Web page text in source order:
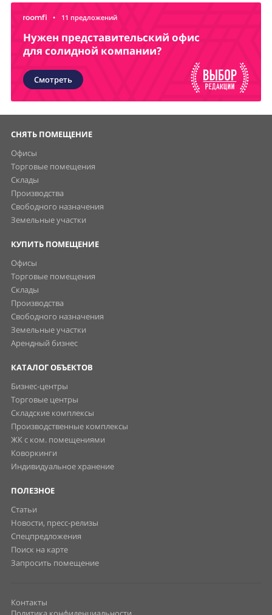
• 11 предложений
Нужен представительский офис
для солидной компании?
Смотреть
СНЯТЬ ПОМЕЩЕНИЕ
Офисы
Торговые помещения
Склады
Производства
Свободного назначения
Земельные участки
КУПИТЬ ПОМЕЩЕНИЕ
Офисы
Торговые помещения
Склады
Производства
Свободного назначения
Земельные участки
Арендный бизнес
КАТАЛОГ ОБЪЕКТОВ
Бизнес-центры
Торговые центры
Складские комплексы
Производственные комплексы
ЖК с ком. помещениями
Коворкинги
Индивидуальное хранение
ПОЛЕЗНОЕ
Статьи
Новости, пресс-релизы
Спецпредложения
Поиск на карте
Запросить помещение
Контакты